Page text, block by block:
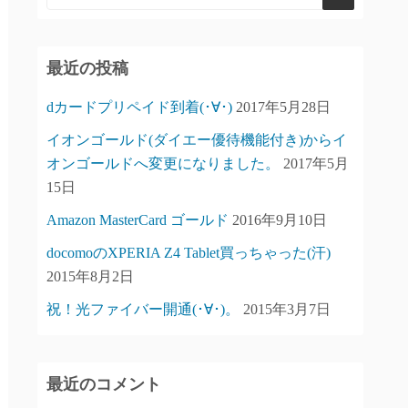
最近の投稿
dカードプリペイド到着(･∀･) 2017年5月28日
イオンゴールド(ダイエー優待機能付き)からイ
オンゴールドへ変更になりました。
2017年5月
15日
Amazon MasterCard ゴールド 2016年9月10日
docomoのXPERIA Z4 Tablet買っちゃった(汗)
2015年8月2日
祝！光ファイバー開通(･∀･)。 2015年3月7日
最近のコメント